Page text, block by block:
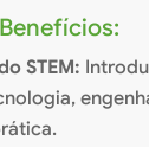
STEM: